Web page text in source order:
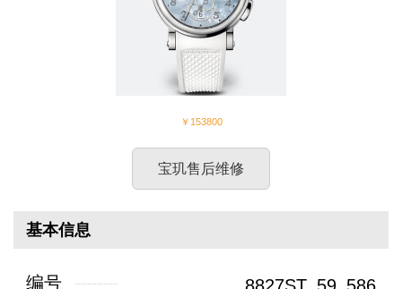
￥153800
宝玑售后维修
基本信息
编号